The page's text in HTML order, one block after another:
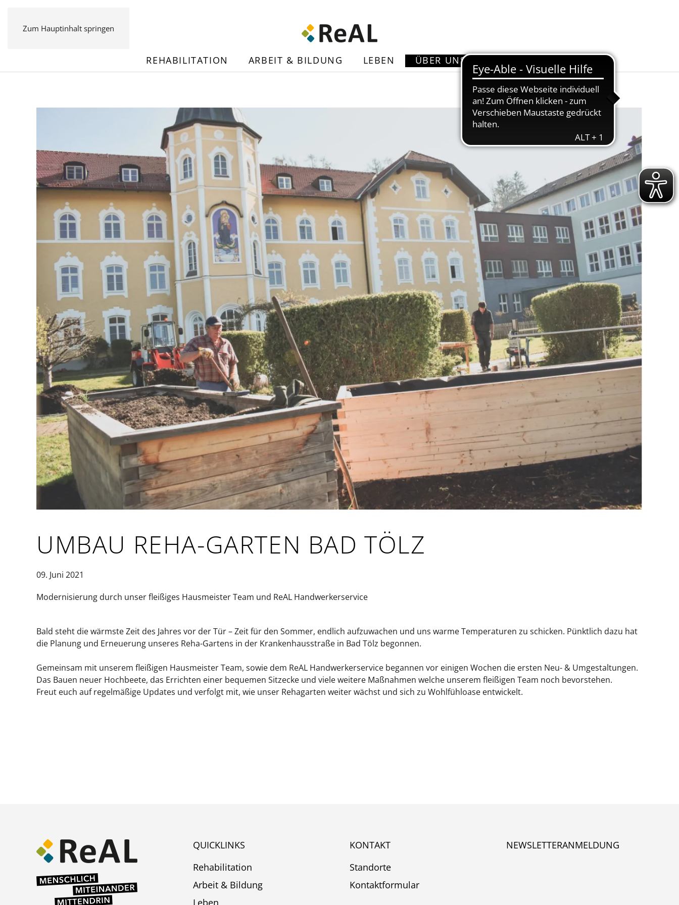
Zum Hauptinhalt springen
REHABILITATION ARBEIT & BILDUNG LEBEN ÜBER UNS
UMBAU REHA-GARTEN BAD TÖLZ
09. Juni 2021
Modernisierung durch unser fleißiges Hausmeister Team und ReAL Handwerkerservice
Bald steht die wärmste Zeit des Jahres vor der Tür – Zeit für den Sommer, endlich aufzuwachen und uns warme Temperaturen zu schicken. Pünktlich dazu hat
die Planung und Erneuerung unseres Reha-Gartens in der Krankenhausstraße in Bad Tölz begonnen.
Gemeinsam mit unserem fleißigen Hausmeister Team, sowie dem ReAL Handwerkerservice begannen vor einigen Wochen die ersten Neu- & Umgestaltungen.
Das Bauen neuer Hochbeete, das Errichten einer bequemen Sitzecke und viele weitere Maßnahmen welche unserem fleißigen Team noch bevorstehen.
Freut euch auf regelmäßige Updates und verfolgt mit, wie unser Rehagarten weiter wächst und sich zu Wohlfühloase entwickelt.
QUICKLINKS
Rehabilitation
Arbeit & Bildung
Leben
KONTAKT
Standorte
Kontaktformular
NEWSLETTERANMELDUNG